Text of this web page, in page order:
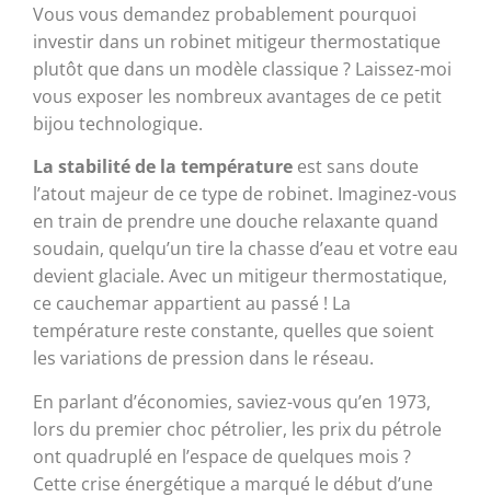
Vous vous demandez probablement pourquoi
investir dans un robinet mitigeur thermostatique
plutôt que dans un modèle classique ? Laissez-moi
vous exposer les nombreux avantages de ce petit
bijou technologique.
La stabilité de la température est sans doute
l’atout majeur de ce type de robinet. Imaginez-vous
en train de prendre une douche relaxante quand
soudain, quelqu’un tire la chasse d’eau et votre eau
devient glaciale. Avec un mitigeur thermostatique,
ce cauchemar appartient au passé ! La
température reste constante, quelles que soient
les variations de pression dans le réseau.
En parlant d’économies, saviez-vous qu’en 1973,
lors du premier choc pétrolier, les prix du pétrole
ont quadruplé en l’espace de quelques mois ?
Cette crise énergétique a marqué le début d’une